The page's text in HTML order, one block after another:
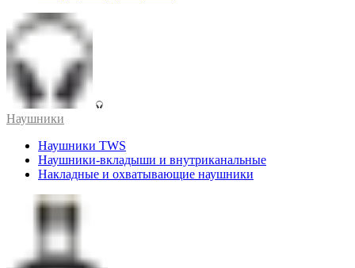
Наушники
Наушники TWS
Наушники-вкладыши и внутриканальные
Накладные и охватывающие наушники